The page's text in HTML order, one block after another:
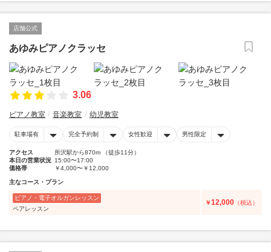
店舗公式
あゆみピアノクラッセ
3.06
ピアノ教室 音楽教室 幼児教室
駐車場有 完全予約制 女性歓迎 男性限定
アクセス
所沢駅から870m （徒歩11分）
本日の営業状況 15:00〜17:00
価格帯
￥4,000〜￥12,000
主なコース・プラン
ピアノ・電子オルガンレッスン
ペアレッスン
￥12,000 （税込）